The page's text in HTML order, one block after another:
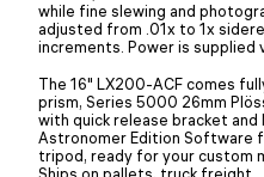
while fine slewing and
adjusted from .01x to 1x
increments. Power is supplied
The 16" LX200-ACF comes
prism, Series 5000 26mm
with quick release bracket
Astronomer Edition Software
tripod, ready for your custom
Ships on pallets, truck freight.